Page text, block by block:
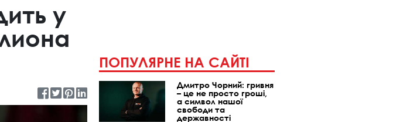
у
ПОПУЛЯРНЕ НА САЙТІ
Дмитро Чорний: гривня
– це не просто гроші,
а символ нашої
свободи та
державності